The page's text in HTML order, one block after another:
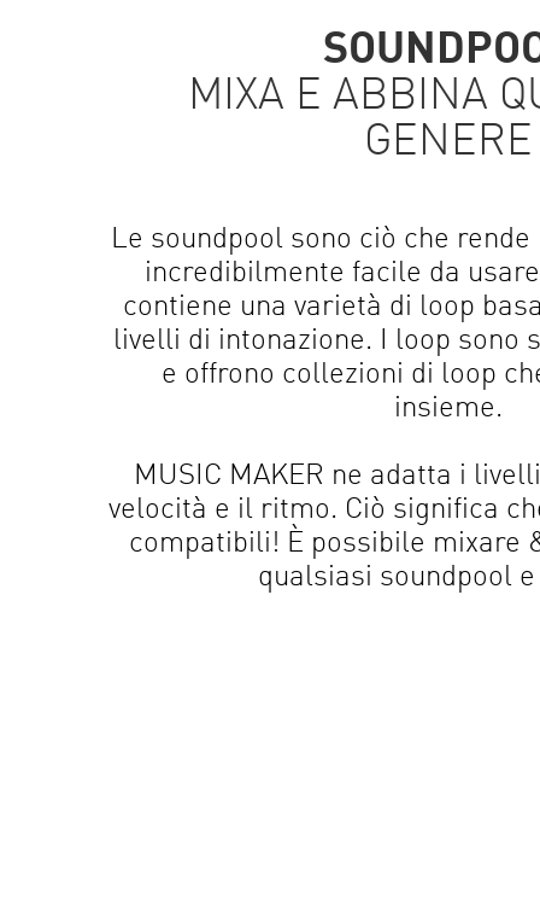
MIXA E ABBINA
GENERE
Le soundpool sono ciò che rende
incredibilmente facile da
contiene una varietà di loop
livelli di intonazione. I loop sono
e offrono collezioni di loop
insieme.
MUSIC MAKER ne adatta i
velocità e il ritmo. Ciò significa
compatibili! È possibile mixare
qualsiasi soundpool